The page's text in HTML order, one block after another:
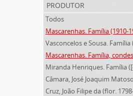
produtor
Todos
Mascarenhas. Família (1910-
Cruz, João Filipe da (flor.